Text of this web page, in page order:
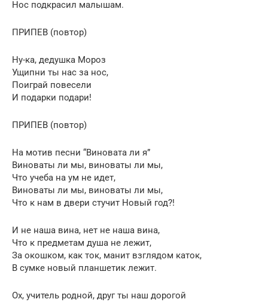
Нос подкрасил малышам.
ПРИПЕВ (повтор)
Ну-ка, дедушка Мороз
Ущипни ты нас за нос,
Поиграй повесели
И подарки подари!
ПРИПЕВ (повтор)
На мотив песни “Виновата ли я”
Виноваты ли мы, виноваты ли мы,
Что учеба на ум не идет,
Виноваты ли мы, виноваты ли мы,
Что к нам в двери стучит Новый год?!
И не наша вина, нет не наша вина,
Что к предметам душа не лежит,
За окошком, как ток, манит взглядом каток,
В сумке новый планшетик лежит.
Ох, учитель родной, друг ты наш дорогой